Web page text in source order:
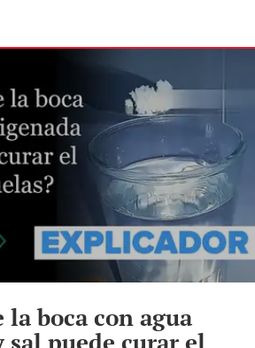
la boca con agua